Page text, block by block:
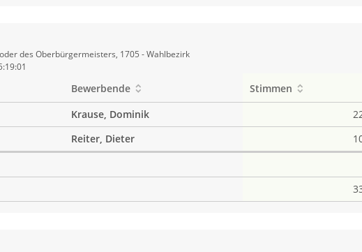
des Oberbürgermeisters, 1705 - Wahlbezirk
Bewerbende Stimmen
Krause, Dominik
Reiter, Dieter